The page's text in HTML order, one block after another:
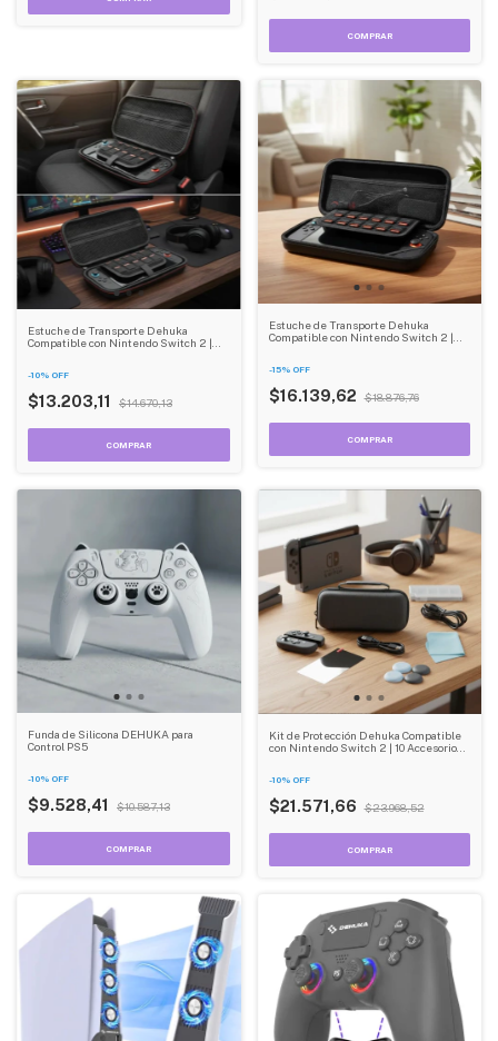
Estuche de Transporte Dehuka
Compatible con Nintendo Switch 2 |
-10% OFF
$13.203,11 $14.670,13
Estuche de Transporte Dehuka
Compatible con Nintendo Switch 2 |
-15% OFF
$16.139,62 $18.876,76
Funda de Silicona DEHUKA para
Control PS5
-10% OFF
$9.528,41 $10.587,13
Kit de Protección Dehuka Compatible
con Nintendo Switch 2 | 10 Accesorios |
-10% OFF
$21.571,66 $23.968,52